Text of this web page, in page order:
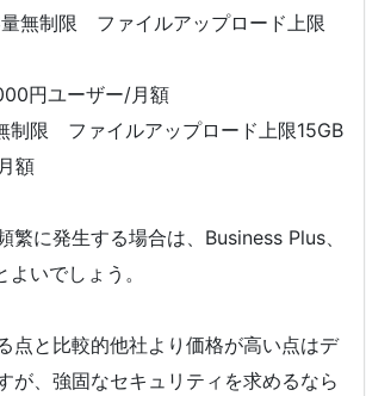
無制限 ファイルアップロード上限
ザー/月額
制限 ファイルアップロード上限15GB
額
繁に発生する場合は、Business Plus、
いでしょう。
点と比較的他社より価格が高い点はデ
が、強固なセキュリティを求めるなら